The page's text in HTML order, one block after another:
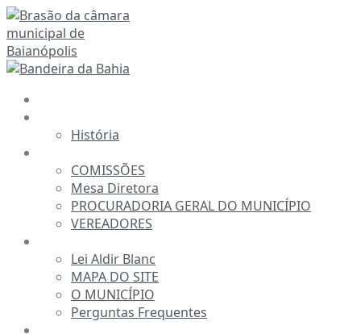
Ir
para
o
conteúdo
História
COMISSÕES
Mesa Diretora
PROCURADORIA GERAL DO MUNICÍPIO
VEREADORES
Lei Aldir Blanc
MAPA DO SITE
O MUNICÍPIO
Perguntas Frequentes